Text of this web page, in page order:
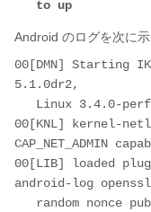
   to up
Android のログを次に示
00[DMN] Starting
5.1.0dr2,
Linux
00[KNL] kernel-
00[LIB] loaded
android-log